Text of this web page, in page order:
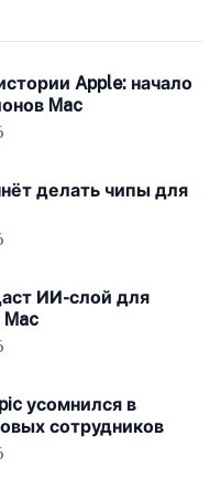
Apple: начало
Mac
делать чипы для
ИИ-слой для
усомнился в
сотрудников